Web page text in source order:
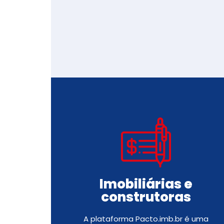
Imobiliárias e
construtoras
A plataforma Pacto.imb.br é uma